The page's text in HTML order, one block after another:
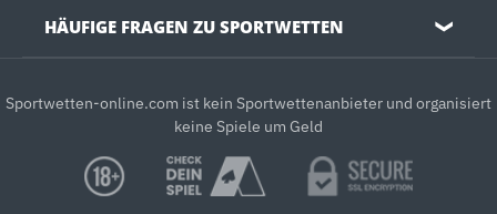
HÄUFIGE FRAGEN ZU SPORTWETTEN ❯
Sportwetten-online.com ist kein Sportwettenanbieter und organisiert
keine Spiele um Geld